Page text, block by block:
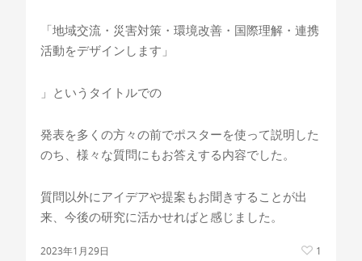
「地域交流・災害対策・環境改善・国際理解・連携
活動をデザインします」
」というタイトルでの
発表を多くの方々の前でポスターを使って説明した
のち、様々な質問にもお答えする内容でした。
質問以外にアイデアや提案もお聞きすることが出
来、今後の研究に活かせればと感じました。
2023年1月29日 1